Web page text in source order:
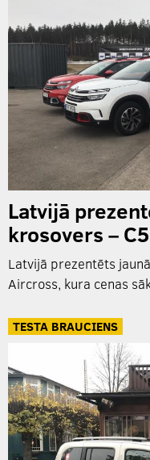
Latvijā
krosovers –
Latvijā prezentēts
Aircross, kura cenas
TESTA BRAUCIENS